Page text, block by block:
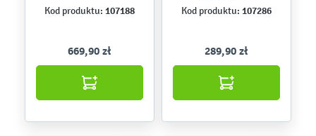
Kod produktu: 107188
669,90 zł
Kod produktu: 107286
289,90 zł